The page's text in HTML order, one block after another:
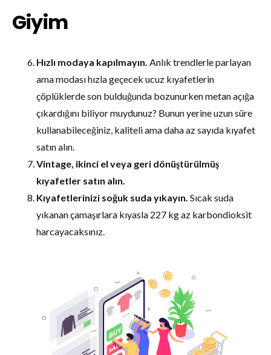
Giyim
Hızlı modaya kapılmayın. Anlık trendlerle parlayan
ama modası hızla geçecek ucuz kıyafetlerin
çöplüklerde son bulduğunda bozunurken metan açığa
çıkardığını biliyor muydunuz? Bunun yerine uzun süre
kullanabileceğiniz, kaliteli ama daha az sayıda kıyafet
satın alın.
Vintage, ikinci el veya geri dönüştürülmüş
kıyafetler satın alın.
Kıyafetlerinizi soğuk suda yıkayın. Sıcak suda
yıkanan çamaşırlara kıyasla 227 kg az karbondioksit
harcayacaksınız.